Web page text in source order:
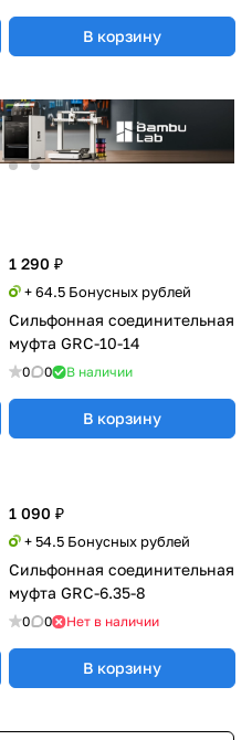
В корзину
1 290 ₽
+ 64.5 Бонусных рублей
Сильфонная соединительная
муфта GRC-10-14
0 0 В наличии
В корзину
1 090 ₽
+ 54.5 Бонусных рублей
Сильфонная соединительная
муфта GRC-6.35-8
0 0 Нет в наличии
В корзину